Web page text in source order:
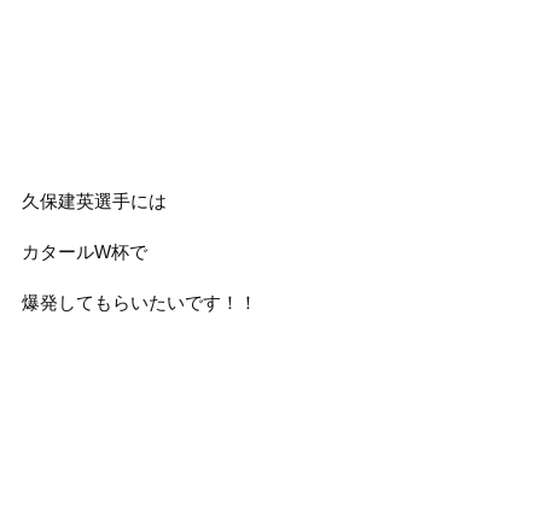
久保建英選手には
カタールW杯で
爆発してもらいたいです！！